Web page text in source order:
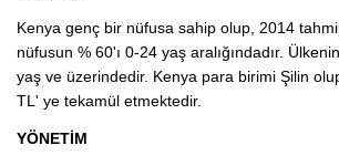
Kenya genç bir nüfusa sahip olup, 2014
nüfusun % 60'ı 0-24 yaş aralığındadır.
yaş ve üzerindedir. Kenya para birimi Şilin
TL' ye tekamül etmektedir.
YÖNETİM